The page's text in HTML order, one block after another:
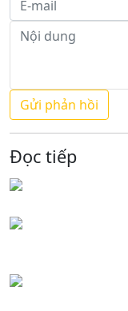
Đọc tiếp